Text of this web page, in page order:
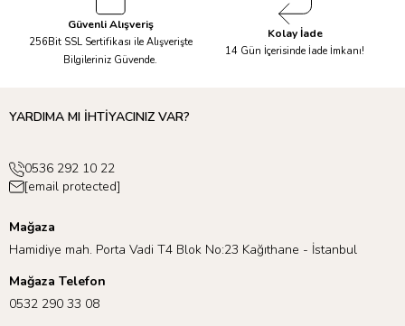
Güvenli Alışveriş
256Bit SSL Sertifikası ile Alışverişte
Bilgileriniz Güvende.
Kolay İade
14 Gün İçerisinde İade İmkanı!
YARDIMA MI İHTİYACINIZ VAR?
0536 292 10 22
[email protected]
Mağaza
Hamidiye mah. Porta Vadi T4 Blok No:23 Kağıthane - İstanbul
Mağaza Telefon
0532 290 33 08